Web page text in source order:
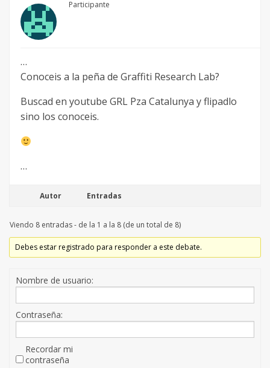
Participante
…
Conoceis a la peña de Graffiti Research Lab?
Buscad en youtube GRL Pza Catalunya y flipadlo
sino los conoceis.
…
Autor Entradas
Viendo 8 entradas - de la 1 a la 8 (de un total de 8)
Debes estar registrado para responder a este debate.
Nombre de usuario:
Contraseña:
Recordar mi
contraseña